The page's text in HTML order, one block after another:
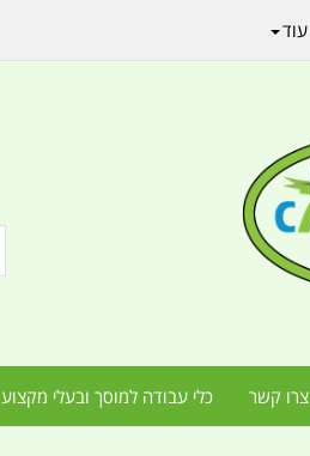
צרו קשר כלי עבודה למוסך ובעלי מקצוע
עוד